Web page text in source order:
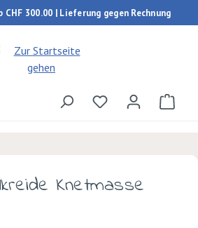
300.00 | Lieferung gegen Rechnung
Du hast 0
Knetmasse